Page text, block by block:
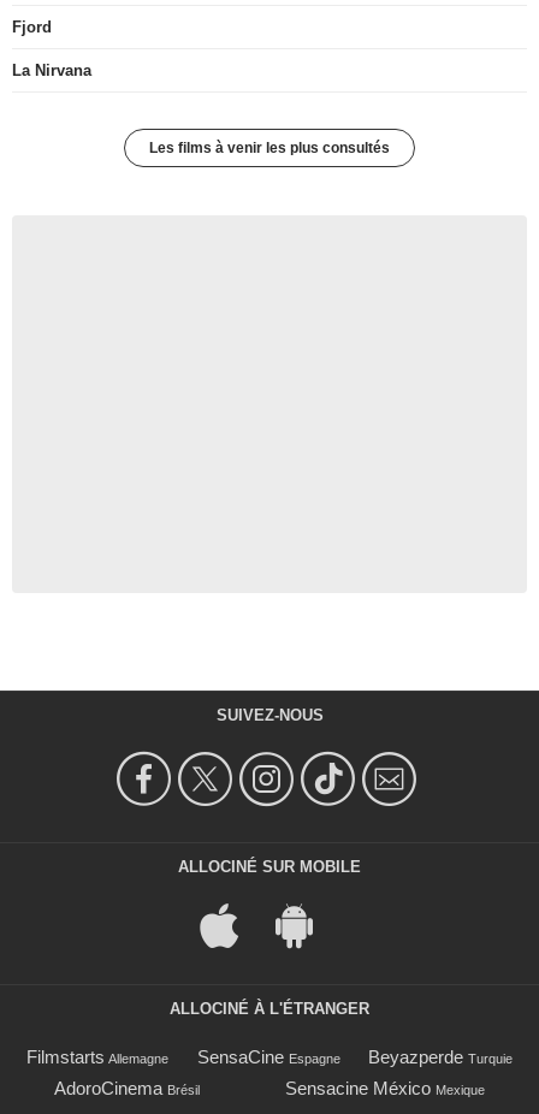
Fjord
La Nirvana
Les films à venir les plus consultés
SUIVEZ-NOUS
ALLOCINÉ SUR MOBILE
ALLOCINÉ À L'ÉTRANGER
Filmstarts Allemagne SensaCine Espagne Beyazperde Turquie
AdoroCinema Brésil Sensacine México Mexique